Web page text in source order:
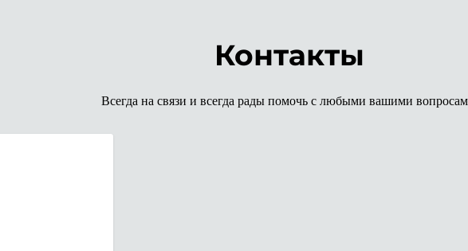
Контакты
Всегда на связи и всегда рады помочь с любыми вашими